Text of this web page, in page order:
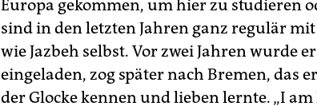
Europa gekommen, um hier zu studieren
sind in den letzten Jahren ganz regulär
wie Jazbeh selbst. Vor zwei Jahren wurde
eingeladen, zog später nach Bremen, das
der Glocke kennen und lieben lernte. „I